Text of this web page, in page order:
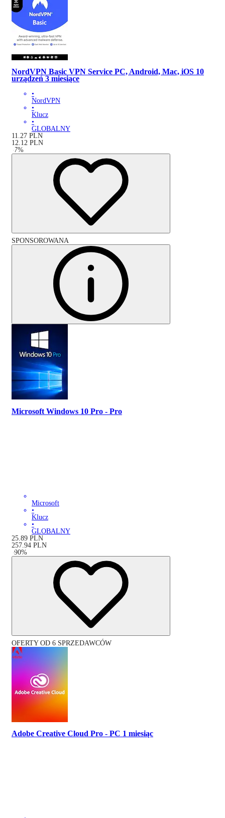
NordVPN Basic VPN Service PC, Android, Mac, iOS 10
urządzeń 3 miesiące
•
NordVPN
•
Klucz
•
GLOBALNY
11.27 PLN
12.12 PLN
-7%
SPONSOROWANA
Microsoft Windows 10 Pro - Pro
Microsoft
•
Klucz
•
GLOBALNY
25.89 PLN
257.94 PLN
-90%
OFERTY OD 6 SPRZEDAWCÓW
Adobe Creative Cloud Pro - PC 1 miesiąc